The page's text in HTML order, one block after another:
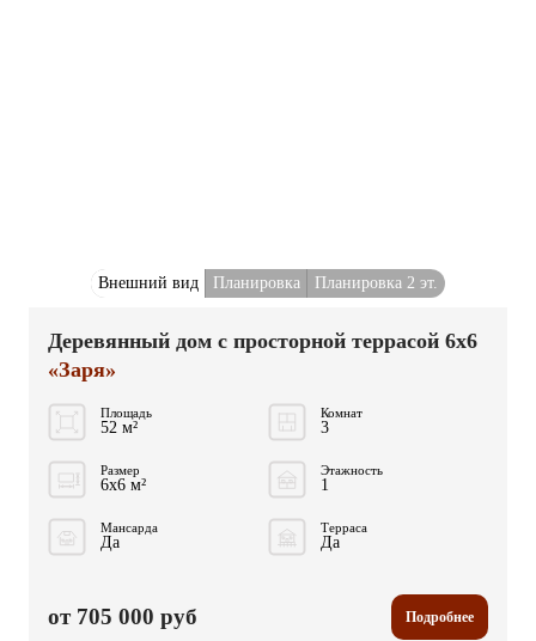
Внешний вид Планировка Планировка 2 эт.
Деревянный дом с просторной террасой 6x6
«Заря»
Площадь
52 м²
Комнат
3
Размер
6x6 м²
Этажность
1
Мансарда
Да
Терраса
Да
от 705 000 руб Подробнее